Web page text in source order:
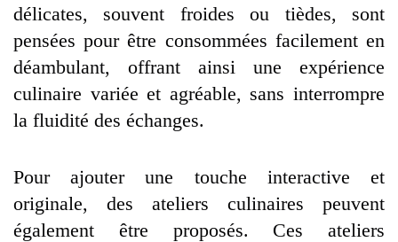
délicates, souvent froides ou tièdes, sont
pensées pour être consommées facilement en
déambulant, offrant ainsi une expérience
culinaire variée et agréable, sans interrompre
la fluidité des échanges.
Pour ajouter une touche interactive et
originale, des ateliers culinaires peuvent
également être proposés. Ces ateliers